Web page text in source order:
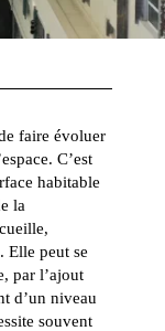
faire évoluer
C’est
habitable
la
Elle peut se
par l’ajout
d’un niveau
souvent